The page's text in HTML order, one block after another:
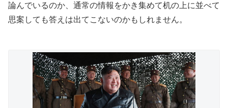
論んでいるのか、通常の情報をかき集めて机の上に並べて
思案しても答えは出てこないのかもしれません。